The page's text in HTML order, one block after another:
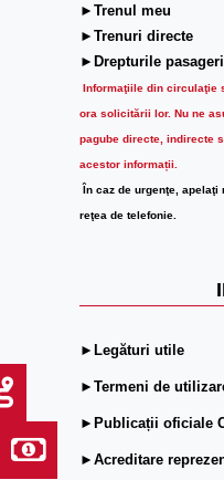
►Trenul meu
►Trenuri directe
►Drepturile
Informaţiile din circulaţie
ora solicitării lor. Nu ne
pagube directe, indirecte
acestor informații.
În caz de urgenţe, apelaţi
reţea de telefonie.
►Legături utile
►Termeni de
►Publicații oficiale
►Acreditare